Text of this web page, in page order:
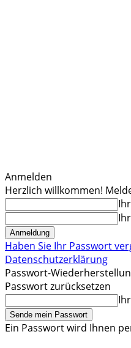
Anmelden
Herzlich willkommen!
Haben Sie Ihr Passwort
Datenschutzerklärung
Passwort-
Passwort zurücksetzen
Ein Passwort wird Ihnen